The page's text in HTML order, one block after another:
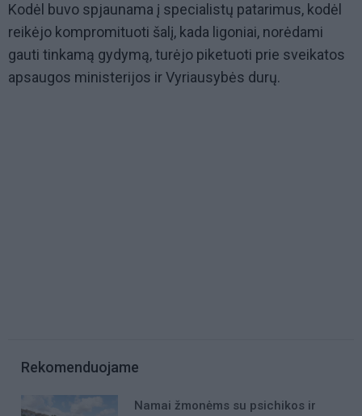
Kodėl buvo spjaunama į specialistų patarimus, kodėl
reikėjo kompromituoti šalį, kada ligoniai, norėdami
gauti tinkamą gydymą, turėjo piketuoti prie sveikatos
apsaugos ministerijos ir Vyriausybės durų.
Rekomenduojame
Namai žmonėms su psichikos ir